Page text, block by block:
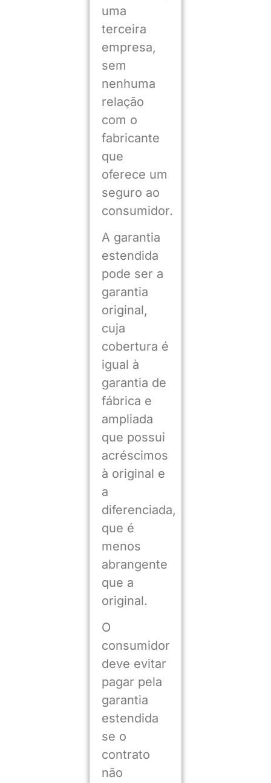
uma
terceira
empresa,
sem
nenhuma
relação
com o
fabricante
que
oferece um
seguro ao
consumidor.
A garantia
estendida
pode ser a
garantia
original,
cuja
cobertura é
igual à
garantia de
fábrica e
ampliada
que possui
acréscimos
à original e
a
diferenciada,
que é
menos
abrangente
que a
original.
O
consumidor
deve evitar
pagar pela
garantia
estendida
se o
contrato
não